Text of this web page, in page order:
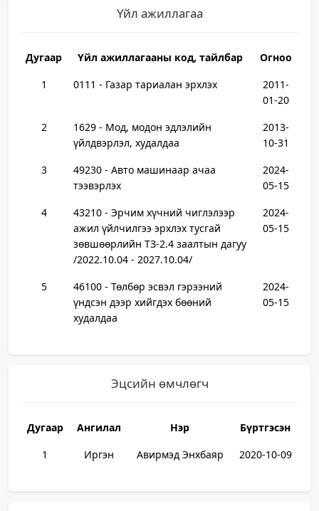
Үйл ажиллагаа
Дугаар Үйл ажиллагааны код, тайлбар
Огноо
1
0111 - Газар тариалан эрхлэх
2011-
01-20
2
1629 - Мод, модон эдлэлийн
үйлдвэрлэл, худалдаа
2013-
10-31
3
49230 - Авто машинаар ачаа
тээвэрлэх
2024-
05-15
4
43210 - Эрчим хүчний чиглэлээр
ажил үйлчилгээ эрхлэх тусгай
зөвшөөрлийн ТЗ-2.4 заалтын дагуу
/2022.10.04 - 2027.10.04/
2024-
05-15
5
46100 - Төлбөр эсвэл гэрээний
үндсэн дээр хийгдэх бөөний
худалдаа
2024-
05-15
Эцсийн өмчлөгч
Дугаар Ангилал Нэр
Бүртгэсэн
1
Иргэн Авирмэд Энхбаяр 2020-10-09